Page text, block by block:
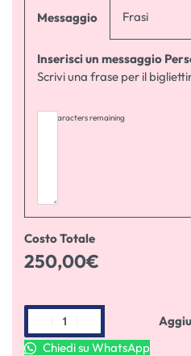
Messaggio Frasi
Inserisci un messaggio
Scrivi una frase per il
characters remaining
Costo Totale
250,00€
Chiedi su WhatsApp